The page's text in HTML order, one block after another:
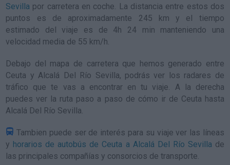
Sevilla por carretera en coche. La distancia entre estos dos
puntos es de aproximadamente 245 km y el tiempo
estimado del viaje es de 4h 24 min manteniendo una
velocidad media de 55 km/h.
Debajo del mapa de carretera que hemos generado entre
Ceuta y Alcalá Del Río Sevilla, podrás ver los radares de
tráfico que te vas a encontrar en tu viaje. A la derecha
puedes ver la ruta paso a paso de cómo ir de Ceuta hasta
Alcalá Del Río Sevilla.
Tambien puede ser de interés para su viaje ver las líneas
y horarios de autobús de Ceuta a Alcalá Del Río Sevilla de
las principales compañías y consorcios de transporte.